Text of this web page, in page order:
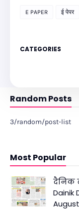
E PAPER ई पेपर
CATEGORIES
Random Posts
3/random/post-list
Most Popular
दैनिक
Dainik